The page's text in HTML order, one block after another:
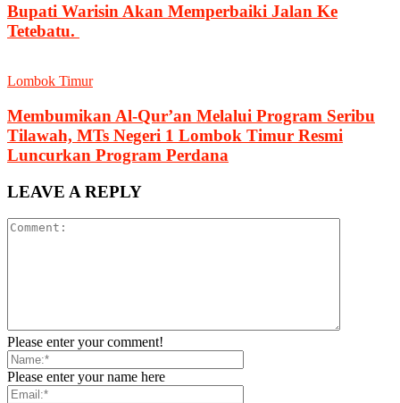
Bupati Warisin Akan Memperbaiki Jalan Ke
Tetebatu.
Lombok Timur
Membumikan Al-Qur’an Melalui Program Seribu
Tilawah, MTs Negeri 1 Lombok Timur Resmi
Luncurkan Program Perdana
LEAVE A REPLY
Please enter your comment!
Please enter your name here